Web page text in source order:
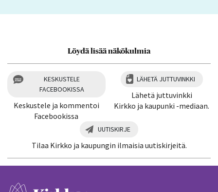
Löydä lisää näkökulmia
KESKUSTELE
FACEBOOKISSA
Keskustele ja kommentoi
Facebookissa
LÄHETÄ JUTTUVINKKI
Lähetä juttuvinkki
Kirkko ja kaupunki -mediaan.
UUTISKIRJE
Tilaa Kirkko ja kaupungin ilmaisia uutiskirjeitä.